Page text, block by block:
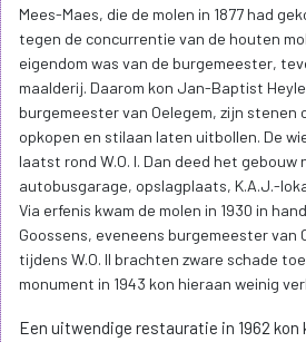
Mees-Maes, die de molen in 1877 had
tegen de concurrentie van de houten
eigendom was van de burgemeester,
maalderij. Daarom kon Jan-Baptist
burgemeester van Oelegem, zijn stenen
opkopen en stilaan laten uitbollen. De
laatst rond W.O. I. Dan deed het gebouw
autobusgarage, opslagplaats, K.A.J.-
Via erfenis kwam de molen in 1930 in
Goossens, eveneens burgemeester van
tijdens W.O. II brachten zware schade
monument in 1943 kon hieraan weinig
Een uitwendige restauratie in 1962 kon